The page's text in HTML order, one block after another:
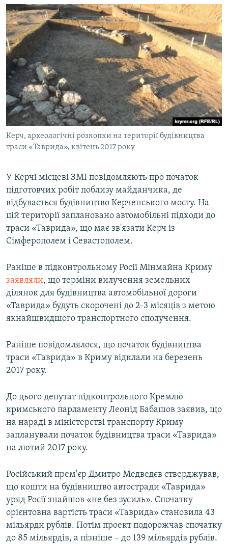
Керч, археологічні розкопки на території будівництва
траси «Таврида», квітень 2017 року
У Керчі місцеві ЗМІ повідомляють про початок
підготовчих робіт поблизу майданчика, де
відбувається будівництво Керченського мосту. На
цій території заплановано автомобільні підходи до
траси «Таврида», що має зв'язати Керч із
Сімферополем і Севастополем.
Раніше в підконтрольному Росії Мінмайна Криму
заявляли, що терміни вилучення земельних
ділянок для будівництва автомобільної дороги
«Таврида» будуть скорочені до 2-3 місяців з метою
якнайшвидшого транспортного сполучення.
Раніше повідомлялося, що початок будівництва
траси «Таврида» в Криму відклали на березень
2017 року.
До цього депутат підконтрольного Кремлю
кримського парламенту Леонід Бабашов заявив, що
на нараді в міністерстві транспорту Криму
запланували початок будівництва траси «Таврида»
на лютий 2017 року.
Російський прем'єр Дмитро Медведєв стверджував,
що кошти на будівництво автостради «Таврида»
уряд Росії знайшов «не без зусиль». Спочатку
орієнтовна вартість траси «Таврида» становила 43
мільярди рублів. Потім проект подорожчав спочатку
до 85 мільярдів, а пізніше – до 139 мільярдів рублів.